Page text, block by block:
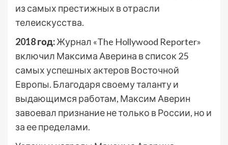
из самых престижных в отрасли
телеискусства.
2018 год:Журнал «The Hollywood Reporter»
включил Максима Аверина в список 25
самых успешных актеров Восточной
Европы. Благодаря своему таланту и
выдающимся работам, Максим Аверин
завоевал признание не только в России, но и
за ее пределами.